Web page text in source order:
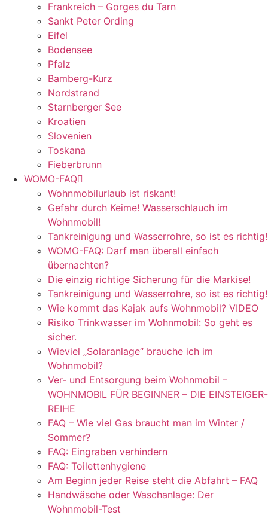
Frankreich – Gorges du Tarn
Sankt Peter Ording
Eifel
Bodensee
Pfalz
Bamberg-Kurz
Nordstrand
Starnberger See
Kroatien
Slovenien
Toskana
Fieberbrunn
WOMO-FAQ
Wohnmobilurlaub ist riskant!
Gefahr durch Keime! Wasserschlauch im
Wohnmobil!
Tankreinigung und Wasserrohre, so ist es richtig!
WOMO-FAQ: Darf man überall einfach
übernachten?
Die einzig richtige Sicherung für die Markise!
Tankreinigung und Wasserrohre, so ist es richtig!
Wie kommt das Kajak aufs Wohnmobil? VIDEO
Risiko Trinkwasser im Wohnmobil: So geht es
sicher.
Wieviel „Solaranlage“ brauche ich im
Wohnmobil?
Ver- und Entsorgung beim Wohnmobil –
WOHNMOBIL FÜR BEGINNER – DIE EINSTEIGER-
REIHE
FAQ – Wie viel Gas braucht man im Winter /
Sommer?
FAQ: Eingraben verhindern
FAQ: Toilettenhygiene
Am Beginn jeder Reise steht die Abfahrt – FAQ
Handwäsche oder Waschanlage: Der
Wohnmobil-Test